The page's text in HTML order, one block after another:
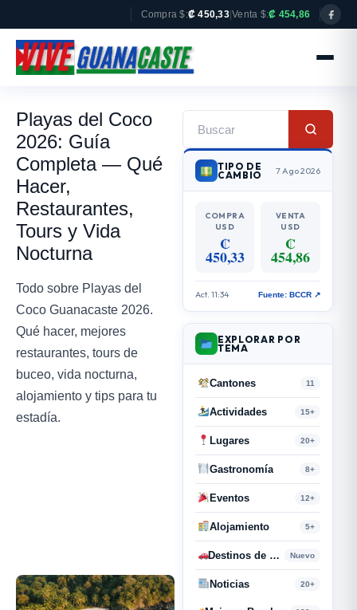
Compra $:₡ 450,33| Venta $:₡ 454,86
Playas del Coco
2026: Guía
Completa — Qué
Hacer,
Restaurantes,
Tours y Vida
Nocturna
Todo sobre Playas del
Coco Guanacaste 2026.
Qué hacer, mejores
restaurantes, tours de
buceo, vida nocturna,
alojamiento y tips para tu
estadía.
TIPO DE
CAMBIO 7 Ago 2026
COMPRA
USD
₡
450,33
VENTA
USD
₡
454,86
Act. 11:34 Fuente: BCCR ↗
EXPLORAR POR
TEMA
Cantones 11
Actividades 15+
Lugares 20+
Gastronomía 8+
Eventos 12+
Alojamiento 5+
Destinos de Paso Nuevo
Noticias 20+